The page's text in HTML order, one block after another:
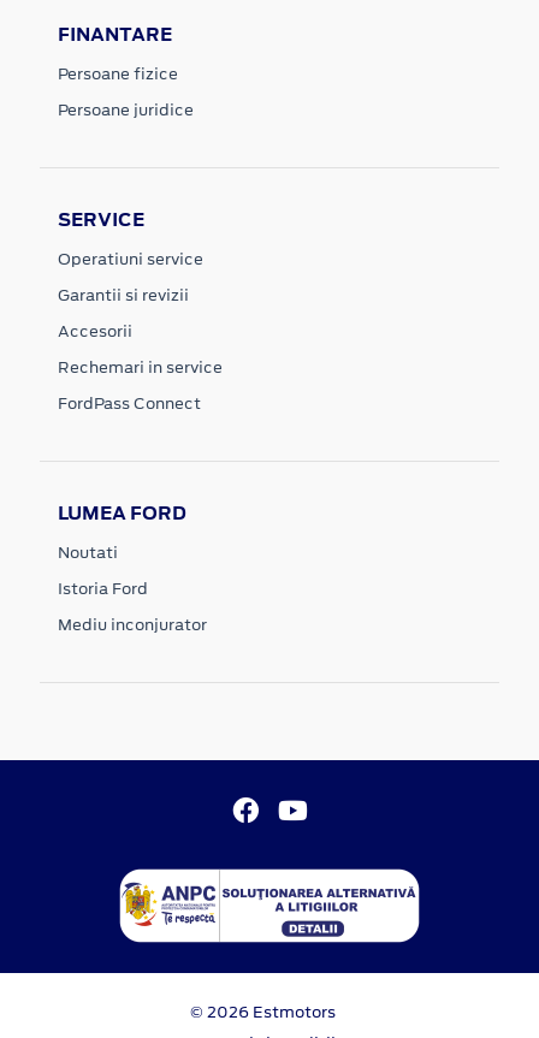
FINANTARE
Persoane fizice
Persoane juridice
SERVICE
Operatiuni service
Garantii si revizii
Accesorii
Rechemari in service
FordPass Connect
LUMEA FORD
Noutati
Istoria Ford
Mediu inconjurator
© 2026 Estmotors